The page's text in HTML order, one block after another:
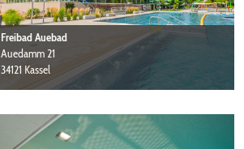
Freibad Auebad
Auedamm 21
34121 Kassel